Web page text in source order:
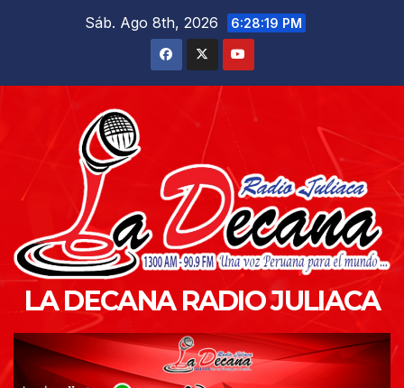
Sáb. Ago 8th, 2026 6:28:21 PM
LA DECANA RADIO JULIACA